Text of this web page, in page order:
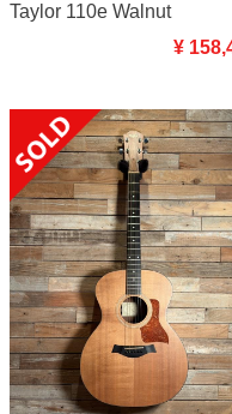
Taylor 110e Walnut
¥